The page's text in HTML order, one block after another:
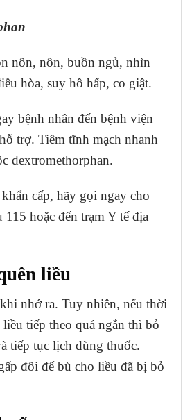
nôn, nôn, buồn ngủ, nhìn
hòa, suy hô hấp, co giật.
bệnh nhân đến bệnh viện
trợ. Tiêm tĩnh mạch nhanh
dextromethorphan.
cấp, hãy gọi ngay cho
115 hoặc đến trạm Y tế địa
liều
nhớ ra. Tuy nhiên, nếu thời
tiếp theo quá ngắn thì bỏ
tiếp tục lịch dùng thuốc.
đôi để bù cho liều đã bị bỏ